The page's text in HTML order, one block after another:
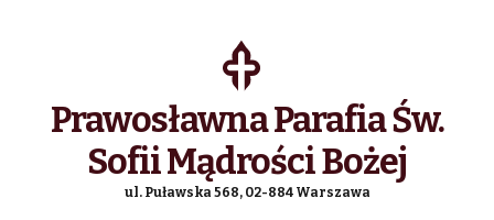
Prawosławna Parafia Św.
Sofii Mądrości Bożej
ul. Puławska 568, 02-884 Warszawa